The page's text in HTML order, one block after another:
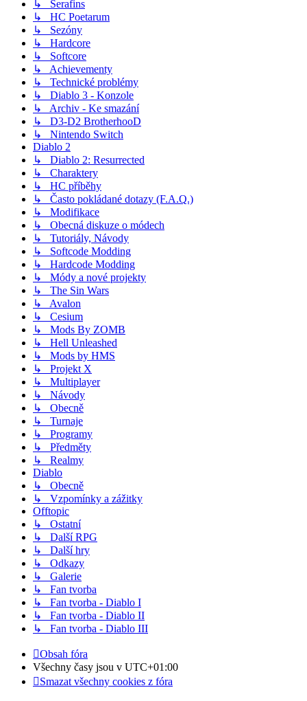
↳ Serafins
↳ HC Poetarum
↳ Sezóny
↳ Hardcore
↳ Softcore
↳ Achievementy
↳ Technické problémy
↳ Diablo 3 - Konzole
↳ Archiv - Ke smazání
↳ D3-D2 BrotherhooD
↳ Nintendo Switch
Diablo 2
↳ Diablo 2: Resurrected
↳ Charaktery
↳ HC příběhy
↳ Často pokládané dotazy (F.A.Q.)
↳ Modifikace
↳ Obecná diskuze o módech
↳ Tutoriály, Návody
↳ Softcode Modding
↳ Hardcode Modding
↳ Módy a nové projekty
↳ The Sin Wars
↳ Avalon
↳ Cesium
↳ Mods By ZOMB
↳ Hell Unleashed
↳ Mods by HMS
↳ Projekt X
↳ Multiplayer
↳ Návody
↳ Obecně
↳ Turnaje
↳ Programy
↳ Předměty
↳ Realmy
Diablo
↳ Obecně
↳ Vzpomínky a zážitky
Offtopic
↳ Ostatní
↳ Další RPG
↳ Další hry
↳ Odkazy
↳ Galerie
↳ Fan tvorba
↳ Fan tvorba - Diablo I
↳ Fan tvorba - Diablo II
↳ Fan tvorba - Diablo III
Obsah fóra
Všechny časy jsou v UTC+01:00
Smazat všechny cookies z fóra